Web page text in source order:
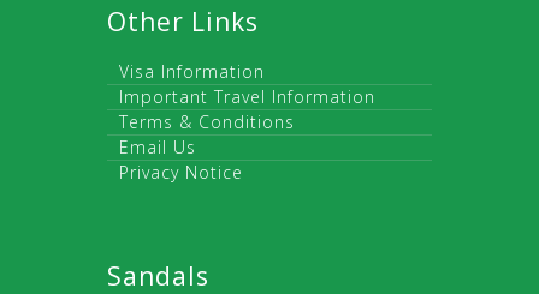
Other Links
Visa Information
Important Travel Information
Terms & Conditions
Email Us
Privacy Notice
Sandals